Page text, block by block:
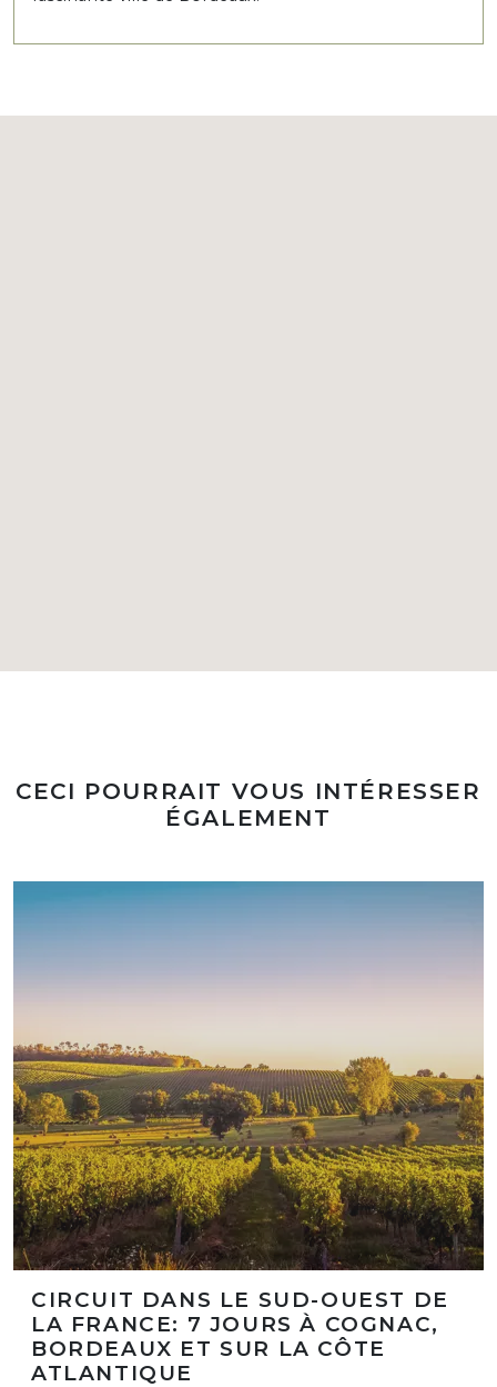
CECI POURRAIT VOUS INTÉRESSER
ÉGALEMENT
CIRCUIT DANS LE SUD-OUEST DE
LA FRANCE: 7 JOURS À COGNAC,
BORDEAUX ET SUR LA CÔTE
ATLANTIQUE